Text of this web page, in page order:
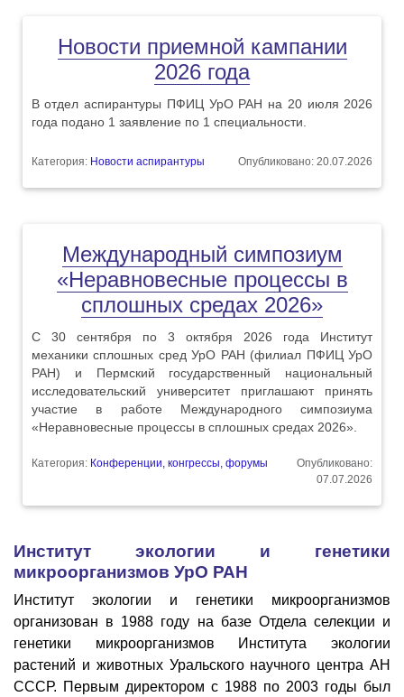
Новости приемной кампании
2026 года
В отдел аспирантуры ПФИЦ УрО РАН на 20 июля 2026
года подано 1 заявление по 1 специальности.
Категория: Новости аспирантуры Опубликовано: 20.07.2026
Международный симпозиум
«Неравновесные процессы в
сплошных средах 2026»
С 30 сентября по 3 октября 2026 года Институт
механики сплошных сред УрО РАН (филиал ПФИЦ УрО
РАН) и Пермский государственный национальный
исследовательский университет приглашают принять
участие в работе Международного симпозиума
«Неравновесные процессы в сплошных средах 2026».
Категория: Конференции, конгрессы, форумы
Опубликовано:
07.07.2026
Институт экологии и генетики
микроорганизмов УрО РАН
Институт экологии и генетики микроорганизмов
организован в 1988 году на базе Отдела селекции и
генетики микроорганизмов Института экологии
растений и животных Уральского научного центра АН
СССР. Первым директором с 1988 по 2003 годы был